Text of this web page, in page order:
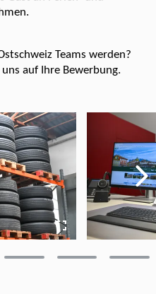
Teams werden?
auf Ihre Bewerbung.